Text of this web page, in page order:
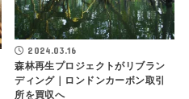
2024.03.16
森林再生プロジェクトがリブラン
ディング｜ロンドンカーボン取引
所を買収へ